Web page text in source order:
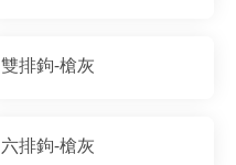
雙排鉤-槍灰
六排鉤-槍灰